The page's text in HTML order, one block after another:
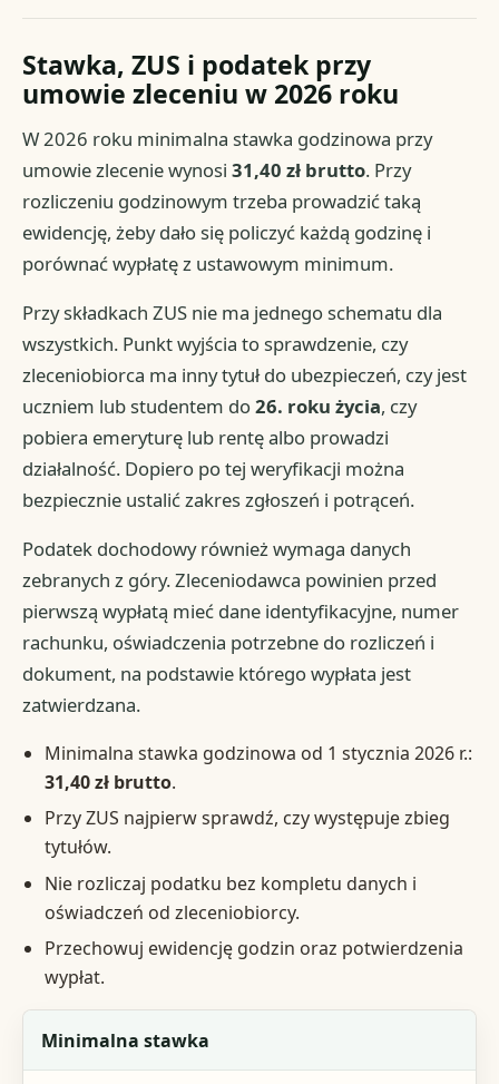
Stawka, ZUS i podatek przy
umowie zleceniu w 2026 roku
W 2026 roku minimalna stawka godzinowa przy
umowie zlecenie wynosi31,40 zł brutto. Przy
rozliczeniu godzinowym trzeba prowadzić taką
ewidencję, żeby dało się policzyć każdą godzinę i
porównać wypłatę z ustawowym minimum.
Przy składkach ZUS nie ma jednego schematu dla
wszystkich. Punkt wyjścia to sprawdzenie, czy
zleceniobiorca ma inny tytuł do ubezpieczeń, czy jest
uczniem lub studentem do26. roku życia, czy
pobiera emeryturę lub rentę albo prowadzi
działalność. Dopiero po tej weryfikacji można
bezpiecznie ustalić zakres zgłoszeń i potrąceń.
Podatek dochodowy również wymaga danych
zebranych z góry. Zleceniodawca powinien przed
pierwszą wypłatą mieć dane identyfikacyjne, numer
rachunku, oświadczenia potrzebne do rozliczeń i
dokument, na podstawie którego wypłata jest
zatwierdzana.
Minimalna stawka godzinowa od 1 stycznia 2026 r.:
31,40 zł brutto.
Przy ZUS najpierw sprawdź, czy występuje zbieg
tytułów.
Nie rozliczaj podatku bez kompletu danych i
oświadczeń od zleceniobiorcy.
Przechowuj ewidencję godzin oraz potwierdzenia
wypłat.
Obszar
Minimalna stawka